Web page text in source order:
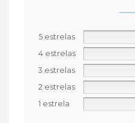
5 estrelas
4 estrelas
3 estrelas
2 estrelas
1 estrela